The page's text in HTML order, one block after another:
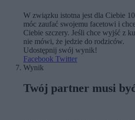
W związku istotna jest dla Ciebie
móc zaufać swojemu facetowi i
Ciebie szczery. Jeśli chce wyjść z
nie mówi, że jedzie do rodziców.
Udostępnij swój wynik!
Facebook Twitter
Wynik
Twój partner musi